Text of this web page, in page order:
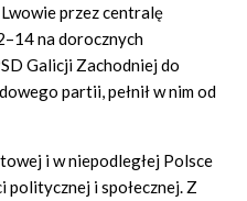
przez centralę
na dorocznych
Galicji Zachodniej do
partii, pełnił w nim od
i w niepodległej Polsce
politycznej i społecznej. Z